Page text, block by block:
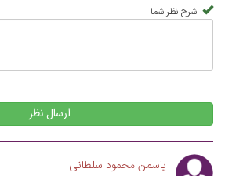
شرح نظر شما
ارسال نظر
یاسمن محمود سلطانی